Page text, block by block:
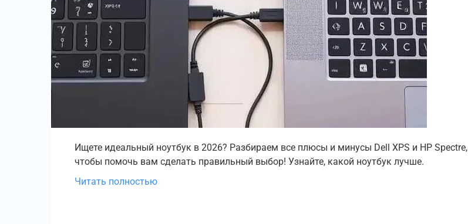
Ищете идеальный ноутбук в 2026? Разбираем все плюсы и минусы Dell XPS и HP Spectre,
чтобы помочь вам сделать правильный выбор! Узнайте, какой ноутбук лучше.
Читать полностью